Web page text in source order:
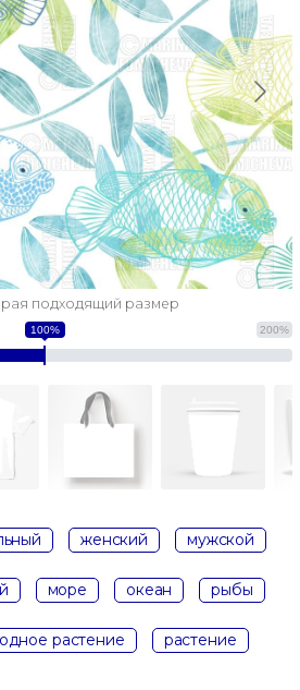
подходящий размер
200%
100%
женский мужской
море океан рыбы
растение растение